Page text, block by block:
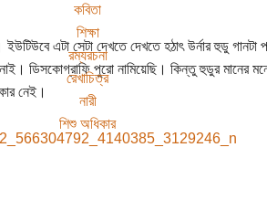
কবিতা
শিক্ষা
রম্যরচনা
রেখাচিত্র
নারী
শিশু অধিকার
ইউটিউবে এটা সেটা দেখতে দেখতে হঠাৎ উর্নার হুডু
ডিসকোগ্রাফি পুরো নামিয়েছি। কিন্তু হুডুর মানের
নেই।